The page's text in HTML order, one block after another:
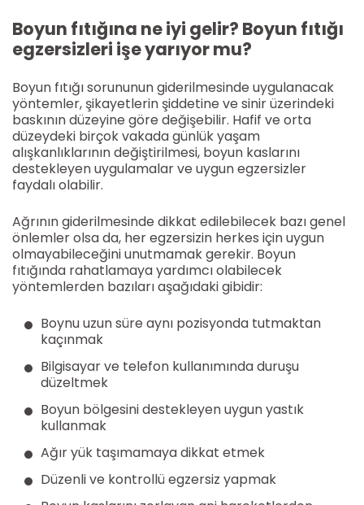
Boyun fıtığına ne iyi gelir? Boyun fıtığı
egzersizleri işe yarıyor mu?
Boyun fıtığı sorununun giderilmesinde uygulanacak
yöntemler, şikayetlerin şiddetine ve sinir üzerindeki
baskının düzeyine göre değişebilir. Hafif ve orta
düzeydeki birçok vakada günlük yaşam
alışkanlıklarının değiştirilmesi, boyun kaslarını
destekleyen uygulamalar ve uygun egzersizler
faydalı olabilir.
Ağrının giderilmesinde dikkat edilebilecek bazı genel
önlemler olsa da, her egzersizin herkes için uygun
olmayabileceğini unutmamak gerekir. Boyun
fıtığında rahatlamaya yardımcı olabilecek
yöntemlerden bazıları aşağıdaki gibidir:
Boynu uzun süre aynı pozisyonda tutmaktan
kaçınmak
Bilgisayar ve telefon kullanımında duruşu
düzeltmek
Boyun bölgesini destekleyen uygun yastık
kullanmak
Ağır yük taşımamaya dikkat etmek
Düzenli ve kontrollü egzersiz yapmak